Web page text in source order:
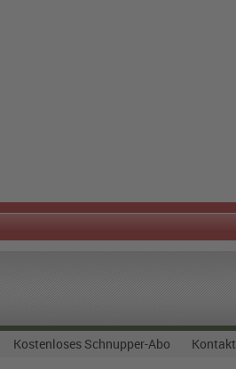
Kostenloses Schnupper-Abo Kontakt